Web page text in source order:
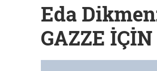
Eda
GAZZE